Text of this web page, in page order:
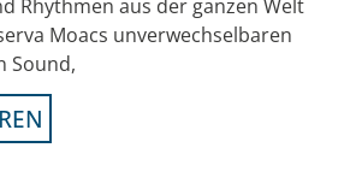
Rhythmen aus der ganzen Welt
Moacs unverwechselbaren
Sound,